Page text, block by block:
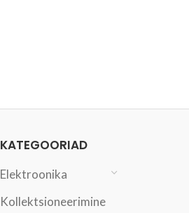
KATEGOORIAD
Elektroonika
Kollektsioneerimine